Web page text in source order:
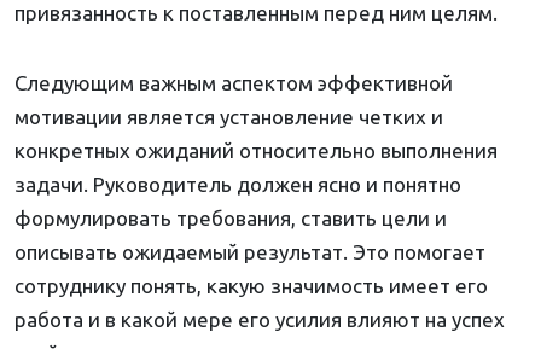
привязанность к поставленным перед ним целям.
Следующим важным аспектом эффективной
мотивации является установление четких и
конкретных ожиданий относительно выполнения
задачи. Руководитель должен ясно и понятно
формулировать требования, ставить цели и
описывать ожидаемый результат. Это помогает
сотруднику понять, какую значимость имеет его
работа и в какой мере его усилия влияют на успех